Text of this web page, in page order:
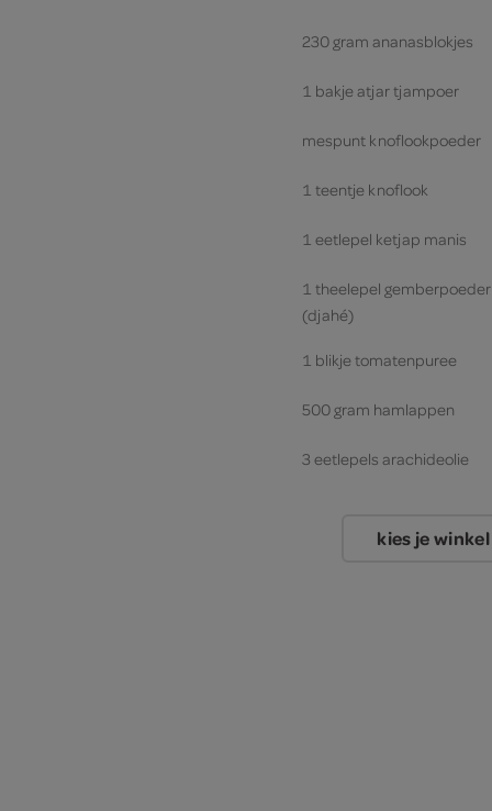
230 gram ananasblokjes
1 bakje atjar tjampoer
mespunt knoflookpoeder
1 teentje knoflook
1 eetlepel ketjap manis
1 theelepel gemberpoeder
(djahé)
1 blikje tomatenpuree
500 gram hamlappen
3 eetlepels arachideolie
kies je winkel